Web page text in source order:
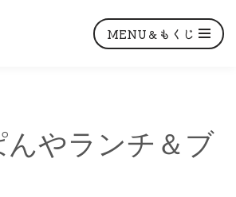
MENU＆もくじ
やランチ＆ブ